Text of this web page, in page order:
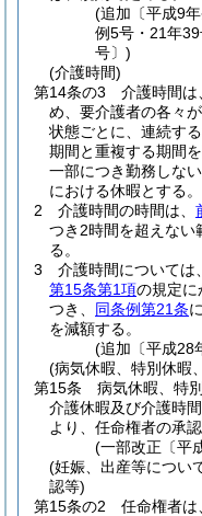
(追加〔平成9
例5号・21年
号〕)
(介護時間)
第14条の3
介護時間は
め、要介護者の各々
状態ごとに、連続す
期間と重複する期間
一部につき勤務しな
における休暇とする。
2
介護時間の時間は、
つき2時間を超えない
る。
3
介護時間については、
第15条第1項の規定に
つき、 同条例第21条
を減額する。
(追加〔平成28
(病気休暇、特別休暇
第15条
病気休暇、特
介護休暇及び介護時
より、任命権者の承
(一部改正〔平
(妊娠、出産等につい
認等)
第15条の2
任命権者は